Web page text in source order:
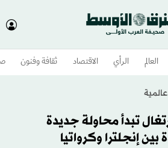
العالم الرأي الاقتصاد ثقافة وفنون
2026: البرتغال تبدأ محاولة جديدة
إنجلترا وكرواتيا